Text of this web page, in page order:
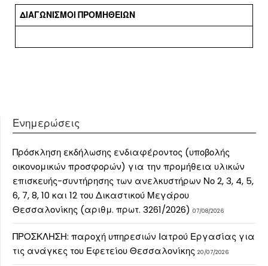
ΔΙΑΓΩΝΙΣΜΟΙ ΠΡΟΜΗΘΕΙΩΝ
Ενημερώσεις
Πρόσκληση εκδήλωσης ενδιαφέροντος (υποβολής
οικονομικών προσφορών) για την προμήθεια υλικών
επισκευής-συντήρησης των ανελκυστήρων Νο 2, 3, 4, 5,
6, 7, 8, 10 και 12 του Δικαστικού Μεγάρου
Θεσσαλονίκης (αριθμ. πρωτ. 3261/2026) 07/08/2026
ΠΡΟΣΚΛΗΣΗ: παροχή υπηρεσιών Ιατρού Εργασίας για
τις ανάγκες του Εφετείου Θεσσαλονίκης 20/07/2026